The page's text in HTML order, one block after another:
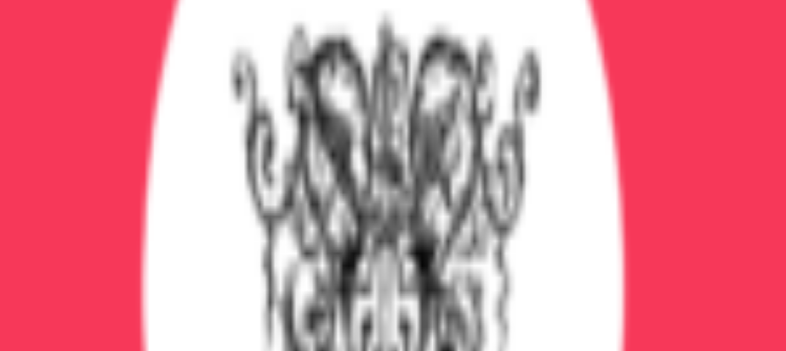
от 50 000₽. Подробнее об УБОД.
3. Детоксикация капельницами
Инфузионная терапия для вывода токсинов, восстановления водно-электролитного баланса, поддержки органов. Проводится курсом 3-7 дней.
При легкой и средней зависимости можно снять ломку дома под наблюдением врача. Врач приезжает, проводит осмотр, ставит капельницы, назначает препараты.
от 5000₽ за процедуру. Вызвать нарколога
Рекомендуется при тяжелой зависимости, длительном стаже употребления, наличии хронических заболеваний. Круглосуточное наблюдение, интенсивная терапия,
Снятие ломки — это только первый этап. Для устойчивого результата необходимы:
— формирование навыков трезвой жизни
Социальная адаптация — восстановление семьи, работы, социальных связей